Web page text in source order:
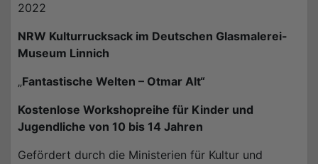
2022
NRW Kulturrucksack im Deutschen Glasmalerei-
Museum Linnich
„Fantastische Welten – Otmar Alt“
Kostenlose Workshopreihe für Kinder und
Jugendliche von 10 bis 14 Jahren
Gefördert durch die Ministerien für Kultur und